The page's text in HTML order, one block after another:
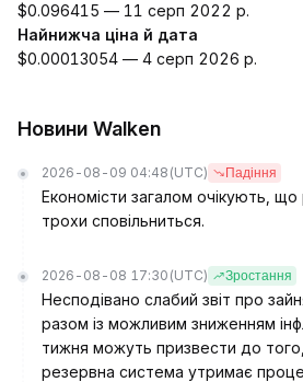
$0.096415 — 11 серп 2022 р.
Найнижча ціна й дата
$0.00013054 — 4 серп 2026 р.
Новини Walken
2026-08-09 04:48 (UTC) Падіння
Економісти загалом очікують, що
трохи сповільниться.
2026-08-08 17:30 (UTC) Зростання
Несподівано слабий звіт про
разом із можливим зниженням
тижня можуть призвести до
резервна система утримає